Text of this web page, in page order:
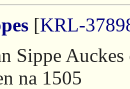
[KRL-
Sippe
na 1505